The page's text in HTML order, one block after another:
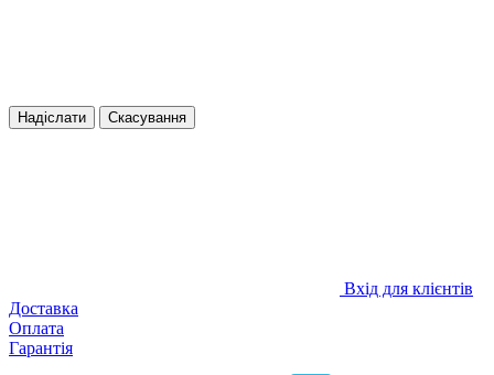
Надіслати Скасування
Вхід для клієнтів
Доставка
Оплата
Гарантія